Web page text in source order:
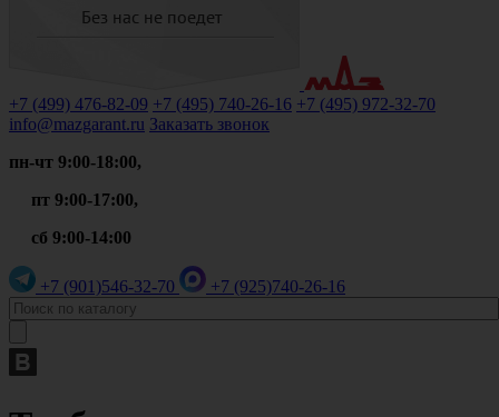
+7 (499) 476-82-09 +7 (495) 740-26-16 +7 (495) 972-32-70
info@mazgarant.ru Заказать звонок
пн-чт 9:00-18:00,
пт 9:00-17:00,
сб 9:00-14:00
+7 (901)546-32-70 +7 (925)740-26-16